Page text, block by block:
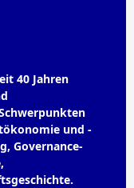
40 Jahren
und -
Governance-